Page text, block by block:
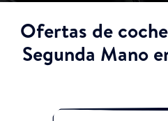
Ofertas de
Segunda Mano